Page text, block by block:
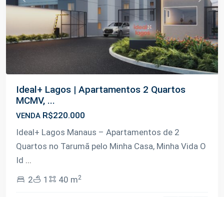
Ideal+ Lagos | Apartamentos 2 Quartos
MCMV, ...
VENDA R$220.000
Ideal+ Lagos Manaus – Apartamentos de 2
Quartos no Tarumã pelo Minha Casa, Minha Vida O
Id ...
2
1 40 m2